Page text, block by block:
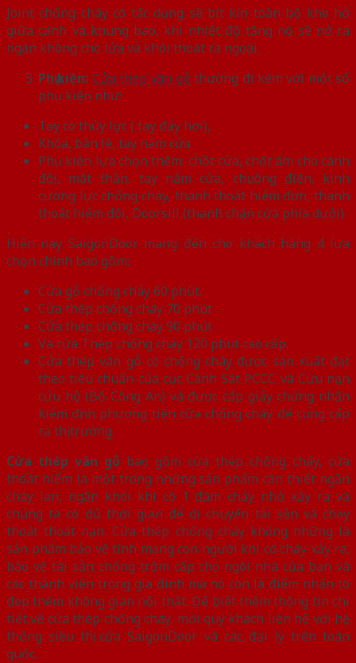
Joint chống cháy có tác dụng sẽ bít kín toàn bộ khe hở
giữa cánh và khung bao, khi nhiệt độ tăng nó sẽ nở ra
ngăn không cho lửa và khói thoát ra ngoài.
Phụ kiện: Cửa thép vân gỗ thường đi kèm với một số
phụ kiện như:
Tay co thủy lực ( tay đẩy hơi),
Khóa, bản lề, tay nắm cửa
Phụ kiện lựa chọn thêm: chốt cửa, chốt âm cho cánh
đôi, mắt thần, tay nắm cửa, chuông điện, kính
cường lực chống cháy, thanh thoát hiểm đơn, thanh
thoát hiểm đôi, Doorsill (thanh chặn cửa phía dưới)
Hiện nay SaigonDoor mang đến cho khách hàng 4 lựa
chọn chính bao gồm:
Cửa gỗ chống cháy 60 phút.
Cửa thép chống cháy 70 phút
Cửa thép chống cháy 90 phút
Và cửa Thép chống cháy 120 phút cao cấp.
Cửa thép vân gỗ có chống cháy được sản xuất đạt
theo tiêu chuẩn của cục Cảnh Sát PCCC và Cứu nạn
cứu hộ (Bộ Công An) và được cấp giấy chứng nhận
kiểm định phương tiện cửa chống cháy để cung cấp
ra thị trường.
Cửa thép vân gỗ bao gồm cửa thép chống cháy, cửa
thoát hiểm là một trong những sản phẩm cần thiết ngăn
cháy lan, ngăn khói khi có 1 đám cháy nhỏ xảy ra và
chúng ta có đủ thời gian để di chuyển tài sản và chạy
thoát thoát nạn. Cửa thép chống cháy không những là
sản phẩm bảo vệ tính mạng con người khi có cháy xảy ra,
bảo vệ tài sản chống trộm cấp cho ngôi nhà của bạn và
các thành viên trong gia đình mà nó còn là điểm nhấn tô
đẹp thêm không gian nội thất. Để biết thêm thông tin chi
tiết về cửa thép chống cháy, mời quý khách liên hệ với hệ
thống siêu thị cửa SaigonDoor và các đại lý trên toàn
quốc.